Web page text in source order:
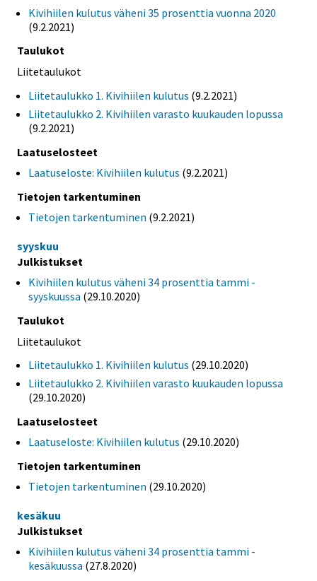
Kivihiilen kulutus väheni 35 prosenttia vuonna 2020
(9.2.2021)
Taulukot
Liitetaulukot
Liitetaulukko 1. Kivihiilen kulutus (9.2.2021)
Liitetaulukko 2. Kivihiilen varasto kuukauden lopussa
(9.2.2021)
Laatuselosteet
Laatuseloste: Kivihiilen kulutus (9.2.2021)
Tietojen tarkentuminen
Tietojen tarkentuminen (9.2.2021)
syyskuu
Julkistukset
Kivihiilen kulutus väheni 34 prosenttia tammi -
syyskuussa (29.10.2020)
Taulukot
Liitetaulukot
Liitetaulukko 1. Kivihiilen kulutus (29.10.2020)
Liitetaulukko 2. Kivihiilen varasto kuukauden lopussa
(29.10.2020)
Laatuselosteet
Laatuseloste: Kivihiilen kulutus (29.10.2020)
Tietojen tarkentuminen
Tietojen tarkentuminen (29.10.2020)
kesäkuu
Julkistukset
Kivihiilen kulutus väheni 34 prosenttia tammi -
kesäkuussa (27.8.2020)